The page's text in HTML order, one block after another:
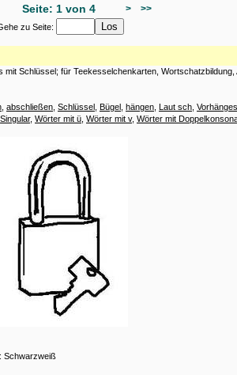
Seite: 1 von 4 > >>
zu Seite:
Schlüssel; für Teekesselchenkarten, Wortschatzbildung,
abschließen Schlüssel Bügel hängen Laut sch
Singular, Wörter mit ü Wörter mit v, Wörter mit
Schwarzweiß